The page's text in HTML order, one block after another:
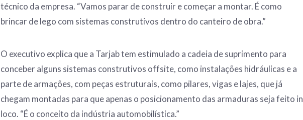
técnico da empresa. “Vamos parar de construir e começar a montar. É como
brincar de lego com sistemas construtivos dentro do canteiro de obra.”
O executivo explica que a Tarjab tem estimulado a cadeia de suprimento para
conceber alguns sistemas construtivos offsite, como instalações hidráulicas e a
parte de armações, com peças estruturais, como pilares, vigas e lajes, que já
chegam montadas para que apenas o posicionamento das armaduras seja feito in
loco. “É o conceito da indústria automobilística.”